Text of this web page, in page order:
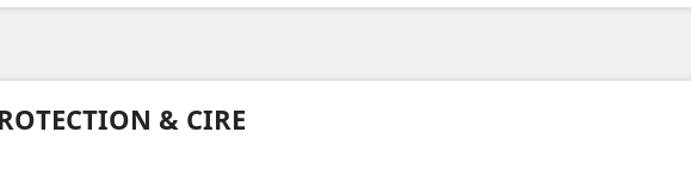
& CIRE